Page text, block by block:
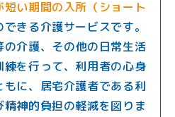
い期間の入所（ショート
きる介護サービスです。
介護、その他の日常生活
を行って、利用者の心身
に、居宅介護者である利
神的負担の軽減を図りま